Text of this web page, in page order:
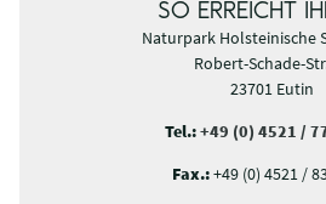
SO ERREICHT
Naturpark Holsteinische
Robert-Schade-
23701 Eutin
Tel.:+49 (0) 4521 /
Fax.:+49 (0) 4521 /